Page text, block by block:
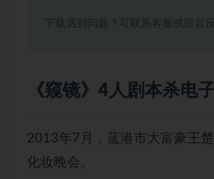
下载遇到问题？可联系客服或留言反
《窥镜》4人剧本杀电
2013年7月，蓝港市大富豪王
化妆晚会。